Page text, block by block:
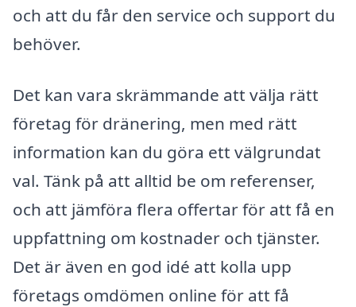
och att du får den service och support du
behöver.
Det kan vara skrämmande att välja rätt
företag för dränering, men med rätt
information kan du göra ett välgrundat
val. Tänk på att alltid be om referenser,
och att jämföra flera offertar för att få en
uppfattning om kostnader och tjänster.
Det är även en god idé att kolla upp
företags omdömen online för att få